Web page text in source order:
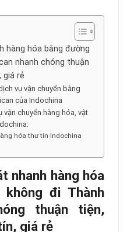
hàng hóa bằng đường
nhanh chóng thuận
giá rẻ
vụ vận chuyển bằng
của Indochina
vận chuyển hàng hóa, vật
hóa thư tín Indochina
nhanh hàng hóa
không đi Thành
thuận tiện,
giá rẻ